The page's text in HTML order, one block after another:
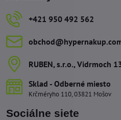
+421 950 492 562
RUBEN, s​.r​.o​., Vidrmoch
Sklad - Odberné miesto
Krčméryho 110, 03821 Mošov
Sociálne siete